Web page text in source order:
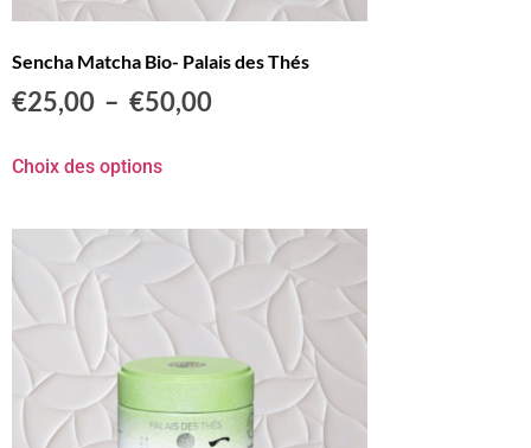
Sencha Matcha Bio- Palais des Thés
€25,00 – €50,00
Choix des options